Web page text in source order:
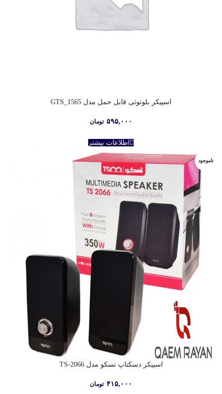
اسپیکر بلوتوثی قابل حمل مدل GTS_1565
۵۹۵,۰۰۰ تومان
اطلاعات بیشتر
ناموجود
اسپيکر دسکتاپ تسکو مدل TS-2066
۴۱۵,۰۰۰ تومان